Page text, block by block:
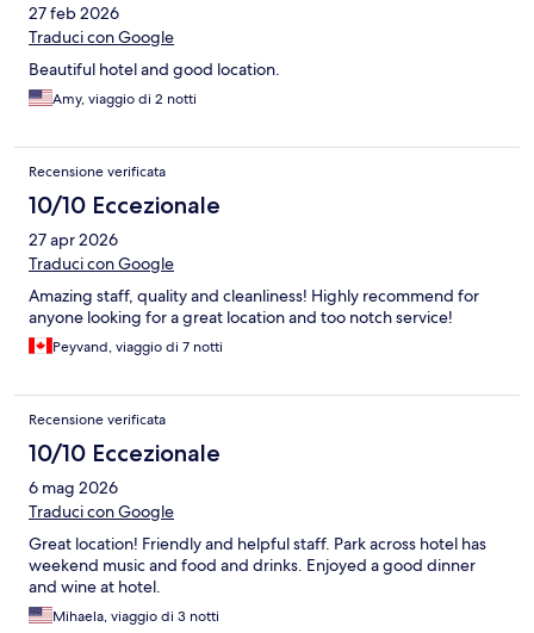
27 feb 2026
Traduci con Google
Beautiful hotel and good location.
Amy, viaggio di 2 notti
Recensione verificata
10/10 Eccezionale
27 apr 2026
Traduci con Google
Amazing staff, quality and cleanliness! Highly recommend for
anyone looking for a great location and too notch service!
Peyvand, viaggio di 7 notti
Recensione verificata
10/10 Eccezionale
6 mag 2026
Traduci con Google
Great location! Friendly and helpful staff. Park across hotel has
weekend music and food and drinks. Enjoyed a good dinner
and wine at hotel.
Mihaela, viaggio di 3 notti